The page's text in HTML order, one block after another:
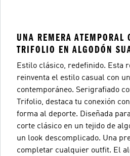
UNA REMERA ATEMPORAL
TRIFOLIO EN ALGODÓN
Estilo clásico, redefinido. Esta
reinventa el estilo casual con
contemporáneo. Serigrafiado
Trifolio, destaca tu conexión
forma al deporte. Diseñada
corte clásico en un tejido de
un look descomplicado. Una
completar cualquier outfit. El